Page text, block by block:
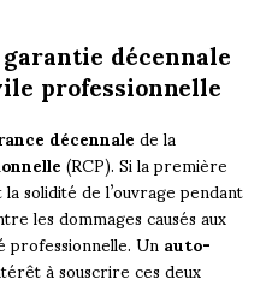
décennale
professionnelle
décennalede la
(RCP). Si la première
solidité de l’ouvrage pendant
les dommages causés aux
professionnelle. Unauto-
à souscrire ces deux